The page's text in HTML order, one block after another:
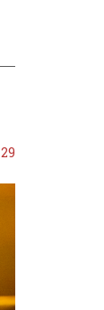
29 באפריל 2024